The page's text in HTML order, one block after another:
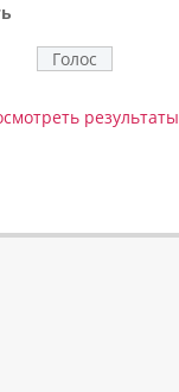
результаты